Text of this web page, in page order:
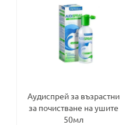
Аудиспрей за възрастни
за почистване на ушите
50мл